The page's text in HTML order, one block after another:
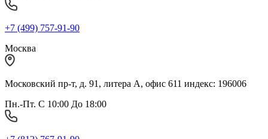
+7 (499) 757-91-90
Москва
Московский пр-т, д. 91, литера А, офис 611 индекс: 196006
Пн.-Пт. С 10:00 До 18:00